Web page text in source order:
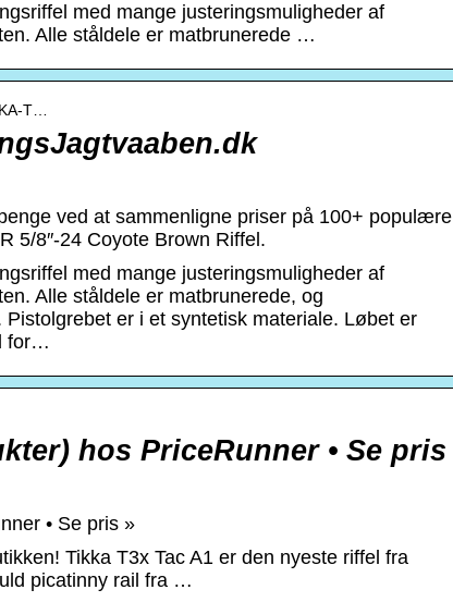
med mange justeringsmuligheder af
Alle ståldele er matbrunerede …
T…
ved at sammenligne priser på 100+ populære
5/8″-24 Coyote Brown Riffel.
med mange justeringsmuligheder af
Alle ståldele er matbrunerede, og
er i et syntetisk materiale. Løbet er
for…
hos PriceRunner • Se pris
• Se pris »
Tikka T3x Tac A1 er den nyeste riffel fra
picatinny rail fra …